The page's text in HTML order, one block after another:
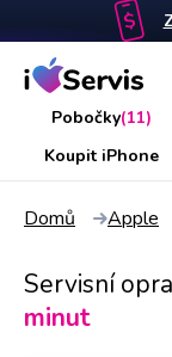
Pobočky(11)
Koupit iPhone
Domů Apple
Servisní
minut